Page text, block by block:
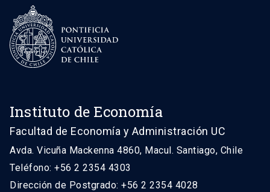
Instituto de Economía
Facultad de Economía y Administración UC
Avda. Vicuña Mackenna 4860, Macul. Santiago, Chile
Teléfono: +56 2 2354 4303
Dirección de Postgrado: +56 2 2354 4028